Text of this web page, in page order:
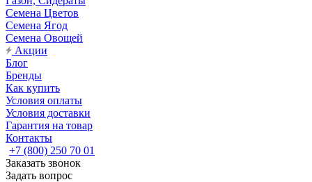
Семена Цветов
Семена Ягод
Семена Овощей
Акции
Блог
Бренды
Как купить
Условия оплаты
Условия доставки
Гарантия на товар
Контакты
+7 (800) 250 70 01
Заказать звонок
Задать вопрос